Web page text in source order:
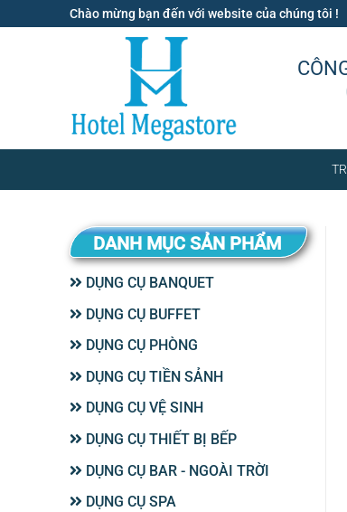
qua
Chào mừng bạn đến với website của chúng tôi !
DANH MỤC SẢN PHẨM
DỤNG CỤ BANQUET
DỤNG CỤ BUFFET
DỤNG CỤ PHÒNG
DỤNG CỤ TIỀN SẢNH
DỤNG CỤ VỆ SINH
DỤNG CỤ THIẾT BỊ BẾP
DỤNG CỤ BAR - NGOÀI TRỜI
DỤNG CỤ SPA